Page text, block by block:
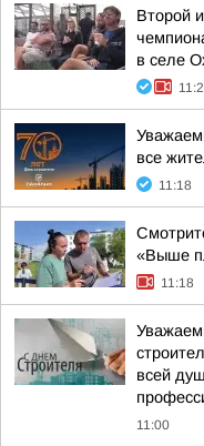
Второй
в селе
все
11:18
«Выше
11:18
всей
11:00